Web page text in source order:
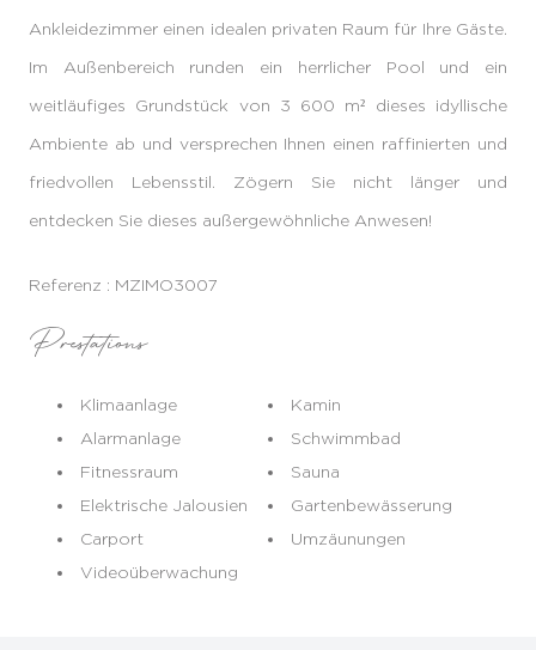
Ankleidezimmer einen idealen privaten Raum für Ihre Gäste.
Im Außenbereich runden ein herrlicher Pool und ein
weitläufiges Grundstück von 3 600 m² dieses idyllische
Ambiente ab und versprechen Ihnen einen raffinierten und
friedvollen Lebensstil. Zögern Sie nicht länger und
entdecken Sie dieses außergewöhnliche Anwesen!
Referenz : MZIMO3007
Prestations
Klimaanlage
Kamin
Alarmanlage
Schwimmbad
Fitnessraum
Sauna
Elektrische Jalousien
Gartenbewässerung
Carport
Umzäunungen
Videoüberwachung